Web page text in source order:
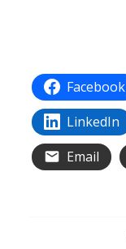
Facebook
LinkedIn
Email